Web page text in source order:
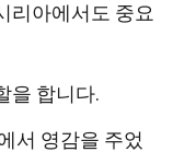
리아에서도 중요
을 합니다.
서 영감을 주었